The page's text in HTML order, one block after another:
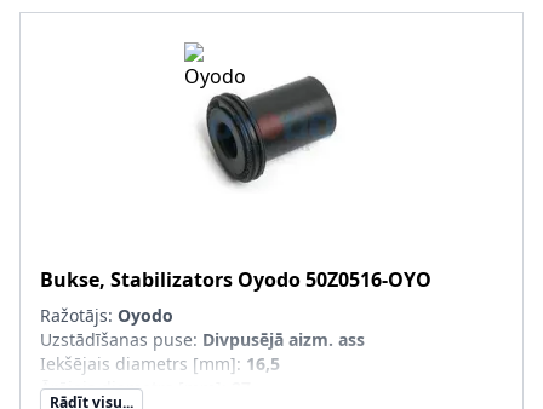
Bukse, Stabilizators Oyodo50Z0516-OYO
Ražotājs: Oyodo
Uzstādīšanas puse: Divpusējā aizm. ass
Iekšējais diametrs [mm]: 16,5
Ārējais diametrs [mm]
Rādīt visu...